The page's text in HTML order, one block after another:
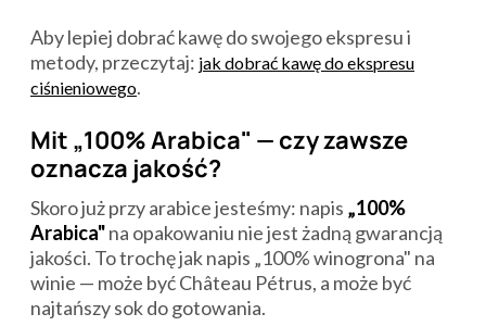
Aby lepiej dobrać kawę do swojego ekspresu i
metody, przeczytaj: jak dobrać kawę do ekspresu
ciśnieniowego.
Mit „100% Arabica" — czy zawsze
oznacza jakość?
Skoro już przy arabice jesteśmy: napis „100%
Arabica"na opakowaniu nie jest żadną gwarancją
jakości. To trochę jak napis „100% winogrona" na
winie — może być Château Pétrus, a może być
najtańszy sok do gotowania.